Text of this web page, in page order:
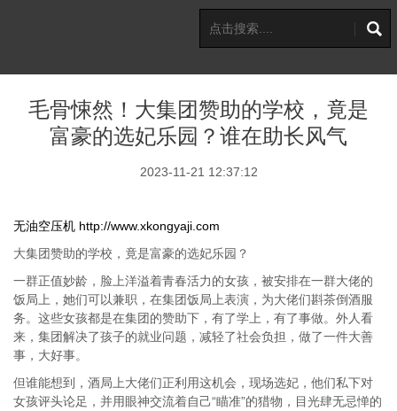
毛骨悚然！大集团赞助的学校，竟是
富豪的选妃乐园？谁在助长风气
2023-11-21 12:37:12
无油空压机 http://www.xkongyaji.com
大集团赞助的学校，竟是富豪的选妃乐园？
一群正值妙龄，脸上洋溢着青春活力的女孩，被安排在一群大佬的
饭局上，她们可以兼职，在集团饭局上表演，为大佬们斟茶倒酒服
务。这些女孩都是在集团的赞助下，有了学上，有了事做。外人看
来，集团解决了孩子的就业问题，减轻了社会负担，做了一件大善
事，大好事。
但谁能想到，酒局上大佬们正利用这机会，现场选妃，他们私下对
女孩评头论足，并用眼神交流着自己“瞄准”的猎物，目光肆无忌惮的